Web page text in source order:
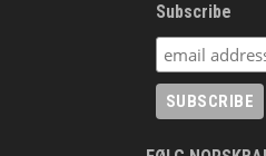
Subscribe